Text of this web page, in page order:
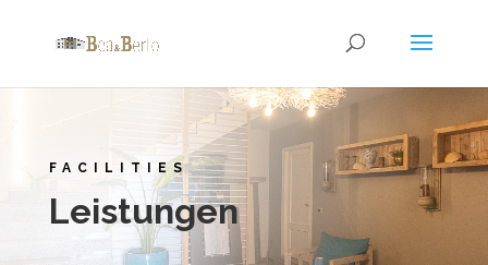
FACILITIES
Leistungen